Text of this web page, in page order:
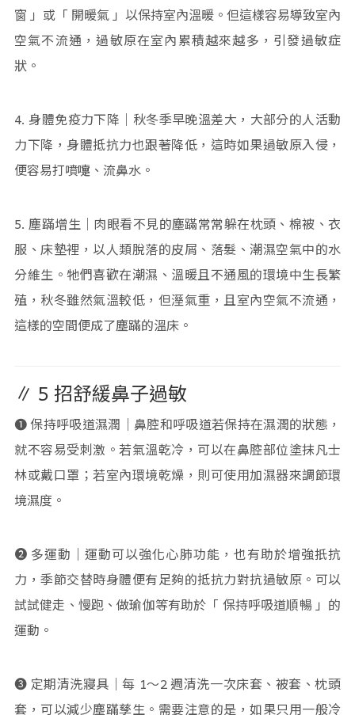
窗 」或「 開暖氣 」以保持室內溫暖。但這樣容易導致室內
空氣不流通，過敏原在室內累積越來越多，引發過敏症
狀。
4. 身體免疫力下降｜秋冬季早晚溫差大，大部分的人活動
力下降，身體抵抗力也跟著降低，這時如果過敏原入侵，
便容易打噴嚏、流鼻水。
5. 塵蹣增生｜肉眼看不見的塵蹣常常躲在枕頭、棉被、衣
服、床墊裡，以人類脫落的皮屑、落髮、潮濕空氣中的水
分維生。牠們喜歡在潮濕、溫暖且不通風的環境中生長繁
殖，秋冬雖然氣溫較低，但溼氣重，且室內空氣不流通，
這樣的空間便成了塵蹣的溫床。
∥ 5 招舒緩鼻子過敏
➊ 保持呼吸道濕潤｜鼻腔和呼吸道若保持在濕潤的狀態，
就不容易受刺激。若氣溫乾冷，可以在鼻腔部位塗抹凡士
林或戴口罩；若室內環境乾燥，則可使用加濕器來調節環
境濕度。
➋ 多運動｜運動可以強化心肺功能，也有助於增強扺抗
力，季節交替時身體便有足夠的抵抗力對抗過敏原。可以
試試健走、慢跑、做瑜伽等有助於「 保持呼吸道順暢 」的
運動。
➌ 定期清洗寢具｜每 1～2 週清洗一次床套、被套、枕頭
套，可以減少塵蹣孳生。需要注意的是，如果只用一般冷